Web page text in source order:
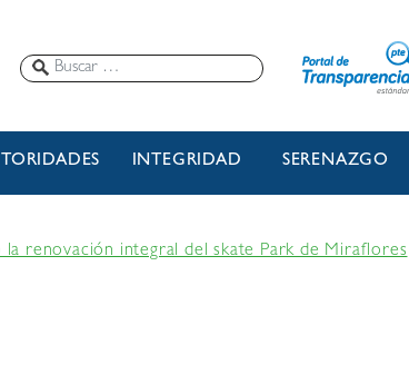
INTEGRIDAD SERENAZGO
la renovación integral del skate Park de Miraflores